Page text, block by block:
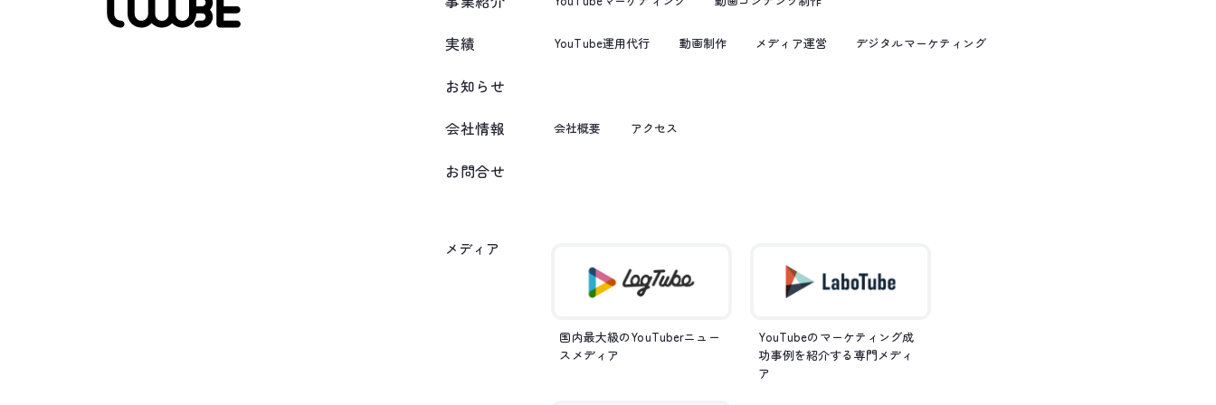
実績 YouTube運用代行 動画制作 メディア運営 デジタルマーケティング
お知らせ
会社情報
会社概要 アクセス
お問合せ
メディア
国内最大級のYouTuberニュー
スメディア
YouTubeのマーケティング成
功事例を紹介する専門メディ
ア